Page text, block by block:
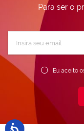
Para ser o
Newsletter:
Eu aceito